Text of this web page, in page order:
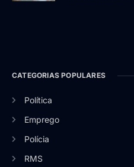
CATEGORIAS POPULARES
Política
Emprego
Polícia
RMS